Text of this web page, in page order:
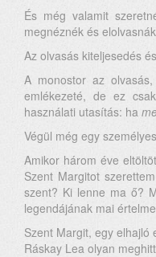
És még valamit
megnéznék és
Az olvasás kiteljesedés
A monostor az
emlékezeté, de ez
használati utasítás: ha
Végül még egy
Amikor három éve
Szent Margitot
szent? Ki lenne ma ő?
legendájának mai
Szent Margit, egy
Ráskay Lea olyan